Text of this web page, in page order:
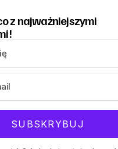
z najważniejszymi